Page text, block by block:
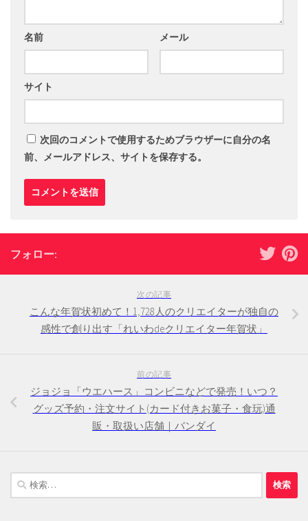
名前 メール
サイト
次回のコメントで使用するためブラウザーに自分の名
前、メールアドレス、サイトを保存する。
フォロー:
次の記事
こんな年賀状初めて！1,728人のクリエイターが独自の
感性で創り出す「れいわdeクリエイター年賀状」
前の記事
ジョジョ「ウエハース」コンビニなどで発売！いつ？
グッズ予約・注文サイト(カード付きお菓子・食玩)通
販・取扱い店舗｜バンダイ
検
索: